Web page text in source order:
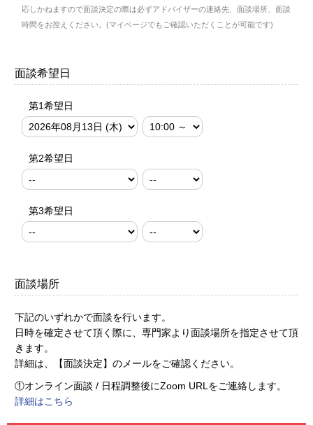
応しかねますので面談決定の際は必ずアドバイザーの連絡先、面談場所、面談
時間をお控えください。(マイページでもご確認いただくことが可能です)
面談希望日
第1希望日
第2希望日
第3希望日
面談場所
下記のいずれかで面談を行います。
日時を確定させて頂く際に、専門家より面談場所を指定させて頂
きます。
詳細は、【面談決定】のメールをご確認ください。
①オンライン面談 / 日程調整後にZoom URLをご連絡します。
詳細はこちら